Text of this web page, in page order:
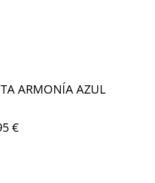
ARMONÍA AZUL
€